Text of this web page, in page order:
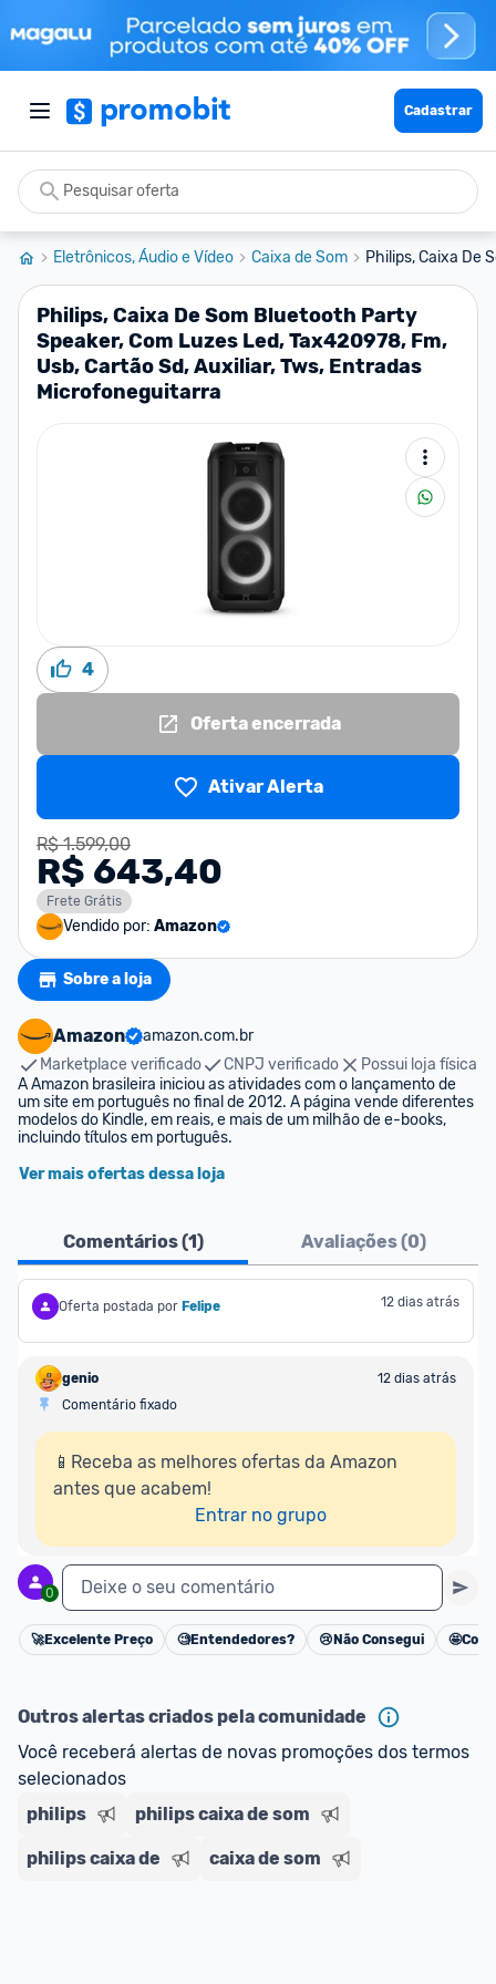
Cadastrar
Eletrônicos, Áudio e Vídeo Caixa de Som Philips, Caixa De
Philips, Caixa De Som Bluetooth Party
Speaker, Com Luzes Led, Tax420978, Fm,
Usb, Cartão Sd, Auxiliar, Tws, Entradas
Microfoneguitarra
4
Oferta encerrada
Ativar Alerta
R$ 1.599,00
R$ 643,40
Frete Grátis
Vendido por: Amazon
Sobre a loja
Amazon
amazon.com.br
Marketplace verificado
CNPJ verificado
Possui loja física
A Amazon brasileira iniciou as atividades com o lançamento de
um site em português no final de 2012. A página vende diferentes
modelos do Kindle, em reais, e mais de um milhão de e-books,
incluindo títulos em português.
Ver mais ofertas dessa loja
Comentários (1) Avaliações (0)
Oferta postada por Felipe 12 dias atrás
genio
12 dias atrás
Comentário fixado
📱Receba as melhores ofertas da Amazon
antes que acabem!
Entrar no grupo
0 Deixe o seu comentário
Cancelar
🚀Excelente Preço 🧐Entendedores? 😢 Não Consegui 🤩
Outros alertas criados pela comunidade
Você receberá alertas de novas promoções dos termos
selecionados
philips
philips caixa de som
philips caixa de caixa de som